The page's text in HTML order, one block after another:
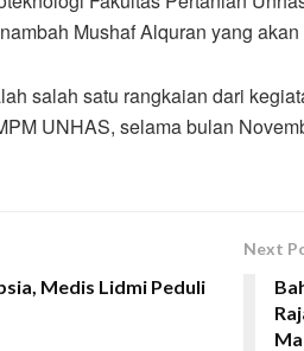
Mushaf Alquran yang
salah satu rangkaian dari
UNHAS, selama bulan
Medis Lidmi Peduli
Next